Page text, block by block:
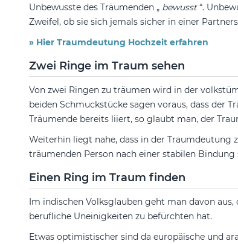
Unbewusste des Träumenden „ bewusst“.
Zweifel, ob sie sich jemals sicher in einer
» Hier Traumdeutung Hochzeit erfahren
Zwei Ringe im Traum sehen
Von zwei Ringen zu träumen wird in der
beiden Schmuckstücke sagen voraus, dass der
Träumende bereits liiert, so glaubt man, der
Weiterhin liegt nahe, dass in der
träumenden Person nach einer stabilen Bindung
Einen Ring im Traum finden
Im indischen Volksglauben geht man davon
berufliche Uneinigkeiten zu befürchten hat.
Etwas optimistischer sind da europäische und